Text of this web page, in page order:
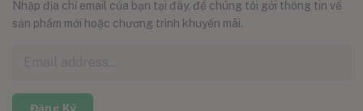
Nhập địa chỉ email của bạn tại đây, để chúng tôi gởi thông tin về
sản phẩm mới hoặc chương trình khuyến mãi.